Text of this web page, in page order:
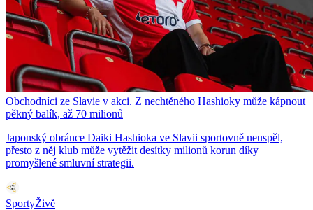
Obchodníci ze Slavie v akci. Z nechtěného Hashioky může kápnout
pěkný balík, až 70 milionů
Japonský obránce Daiki Hashioka ve Slavii sportovně neuspěl,
přesto z něj klub může vytěžit desítky milionů korun díky
promyšlené smluvní strategii.
SportyŽivě